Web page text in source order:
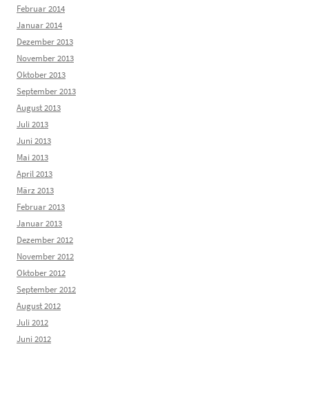
Februar 2014
Januar 2014
Dezember 2013
November 2013
Oktober 2013
September 2013
August 2013
Juli 2013
Juni 2013
Mai 2013
April 2013
März 2013
Februar 2013
Januar 2013
Dezember 2012
November 2012
Oktober 2012
September 2012
August 2012
Juli 2012
Juni 2012